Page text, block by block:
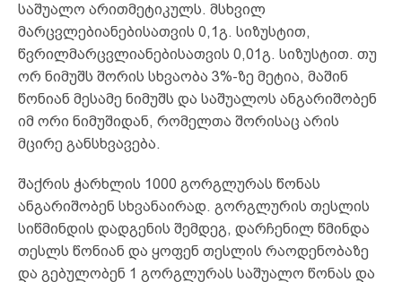
საშუალო არითმეტიკულს. მსხვილ
მარცვლებიანებისათვის 0,1გ. სიზუსტით,
წვრილმარცვლიანებისათვის 0,01გ. სიზუსტით. თუ
ორ ნიმუშს შორის სხვაობა 3%-ზე მეტია, მაშინ
წონიან მესამე ნიმუშს და საშუალოს ანგარიშობენ
იმ ორი ნიმუშიდან, რომელთა შორისაც არის
მცირე განსხვავება.
შაქრის ჭარხლის 1000 გორგლურას წონას
ანგარიშობენ სხვანაირად. გორგლურის თესლის
სიწმინდის დადგენის შემდეგ, დარჩენილ წმინდა
თესლს წონიან და ყოფენ თესლის რაოდენობაზე
და გებულობენ 1 გორგლურას საშუალო წონას და